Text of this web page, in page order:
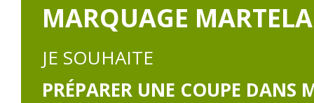
MARQUAGE
JE SOUHAITE
PRÉPARER UNE COUPE DANS